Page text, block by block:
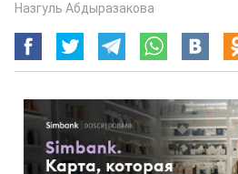
Назгуль Абдыразакова